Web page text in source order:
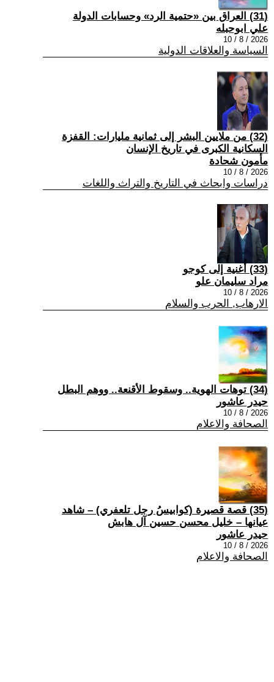
(31) العراق بين «حتمية الرد» وحسابات الدولة
علي ابوحبله
2026 / 8 / 10
السياسة والعلاقات الدولية
(32) من ملايين البشر إلى ثمانية مليارات: القفزة
السكانية الكبرى في تاريخ الإنسان
مأمون شحادة
2026 / 8 / 10
دراسات وابحاث في التاريخ والتراث واللغات
(33) أُغنية إلى كوجو
مراد سليمان علو
2026 / 8 / 10
الارهاب, الحرب والسلام
(34) توهات الهوية.. وسقوط الأقنعة.. ووهم البطل
حيدر عاشور
2026 / 8 / 10
الصحافة والاعلام
(35) قصة قصيرة (كوابيسُ رجل تلعفري) – شاهد
عيانها – خليل محسن حسين آل هابش
حيدر عاشور
2026 / 8 / 10
الصحافة والاعلام